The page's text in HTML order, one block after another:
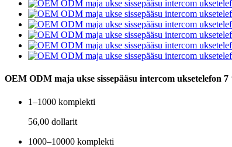
OEM ODM maja ukse sissepääsu intercom uksetelefon
1–1000 komplekti
56,00 dollarit
1000–10000 komplekti